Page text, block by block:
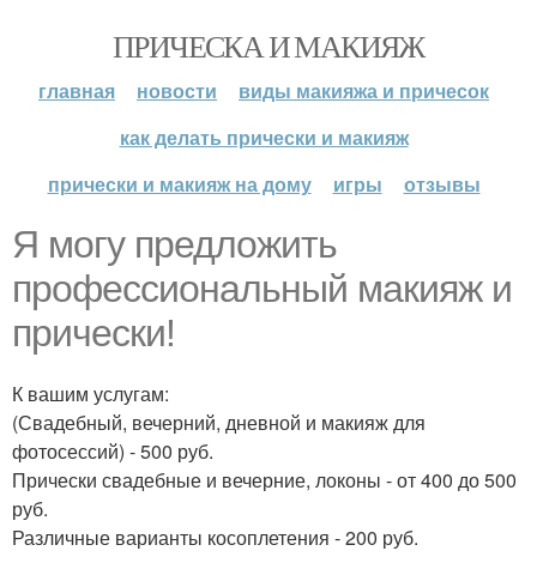
ПРИЧЕСКА И МАКИЯЖ
главная новости
виды макияжа и причесок
как делать прически и макияж
прически и макияж на дому
игры отзывы
Я могу предложить
профессиональный макияж и
прически!
К вашим услугам:
(Свадебный, вечерний, дневной и макияж для
фотосессий) - 500 руб.
Прически свадебные и вечерние, локоны - от 400 до 500
руб.
Различные варианты косоплетения - 200 руб.